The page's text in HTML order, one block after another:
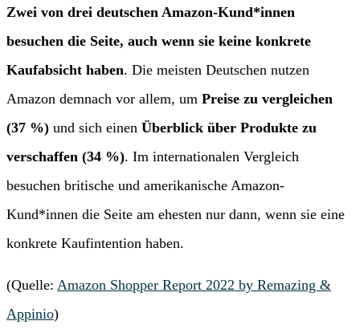
Zwei von drei deutschen Amazon-Kund*innen
besuchen die Seite, auch wenn sie keine konkrete
Kaufabsicht haben. Die meisten Deutschen nutzen
Amazon demnach vor allem, um Preise zu vergleichen
(37 %) und sich einen Überblick über Produkte zu
verschaffen (34 %). Im internationalen Vergleich
besuchen britische und amerikanische Amazon-
Kund*innen die Seite am ehesten nur dann, wenn sie eine
konkrete Kaufintention haben.
(Quelle: Amazon Shopper Report 2022 by Remazing &
Appinio)